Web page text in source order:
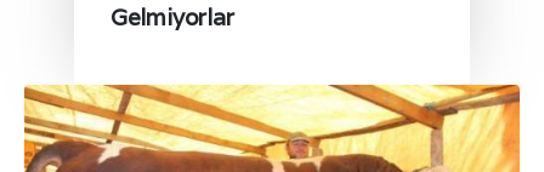
Gelmiyorlar